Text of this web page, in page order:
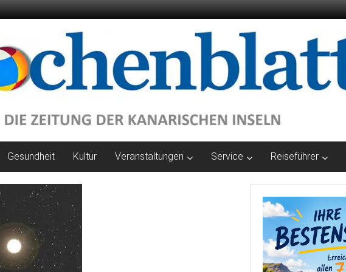
Gesundheit Kultur Veranstaltungen Service Reiseführer